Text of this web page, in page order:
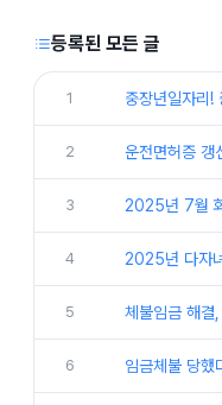
등록된 모든 글
1 중장년일자리!
2 운전면허증
3 2025년 7월
4 2025년 다자
5 체불임금 해결
6 임금체불 당했